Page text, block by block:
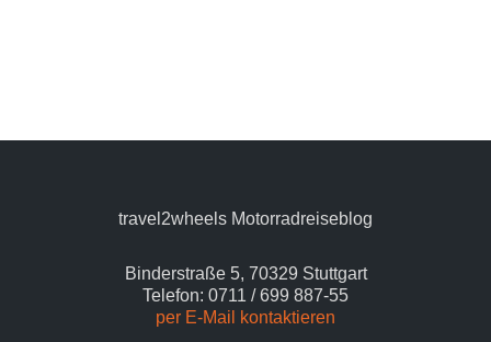
travel2wheels Motorradreiseblog
Binderstraße 5, 70329 Stuttgart
Telefon: 0711 / 699 887-55
per E-Mail kontaktieren